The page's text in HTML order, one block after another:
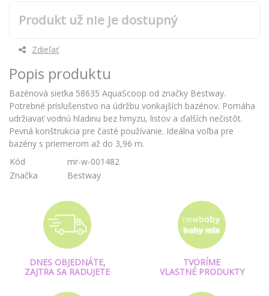
Produkt už nie je dostupný
Zdieľať
Popis produktu
Bazénová sieťka 58635 AquaScoop od značky Bestway.
Potrebné príslušenstvo na údržbu vonkajších bazénov. Pomáha
udržiavať vodnú hladinu bez hmyzu, listov a ďalších nečistôt.
Pevná konštrukcia pre časté používanie. Ideálna voľba pre
bazény s priemerom až do 3,96 m.
Kód
mr-w-001482
Značka
Bestway
DNES OBJEDNÁTE,
ZAJTRA SA RADUJETE
TVORÍME
VLASTNÉ PRODUKTY